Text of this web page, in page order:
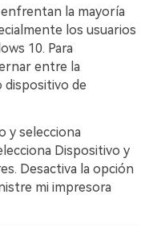
la mayoría
los usuarios
10. Para
entre la
dispositivo de
y selecciona
Dispositivo y
Desactiva la opción
mi impresora